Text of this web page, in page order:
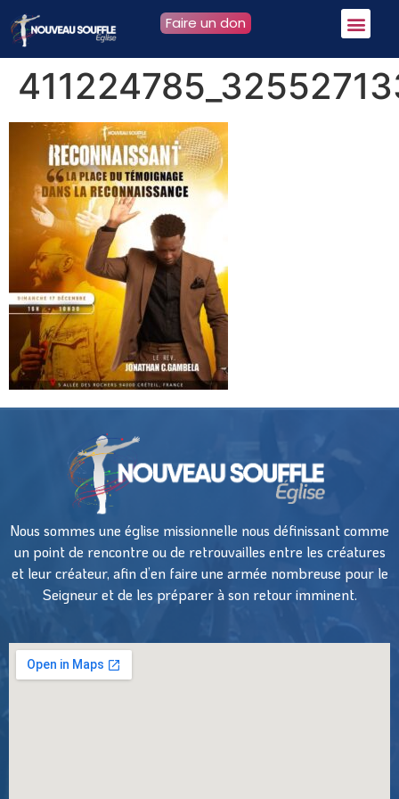
Faire un don
Nous sommes une église missionnelle nous définissant comme
un point de rencontre ou de retrouvailles entre les créatures
et leur créateur, afin d’en faire une armée nombreuse pour le
Seigneur et de les préparer à son retour imminent.